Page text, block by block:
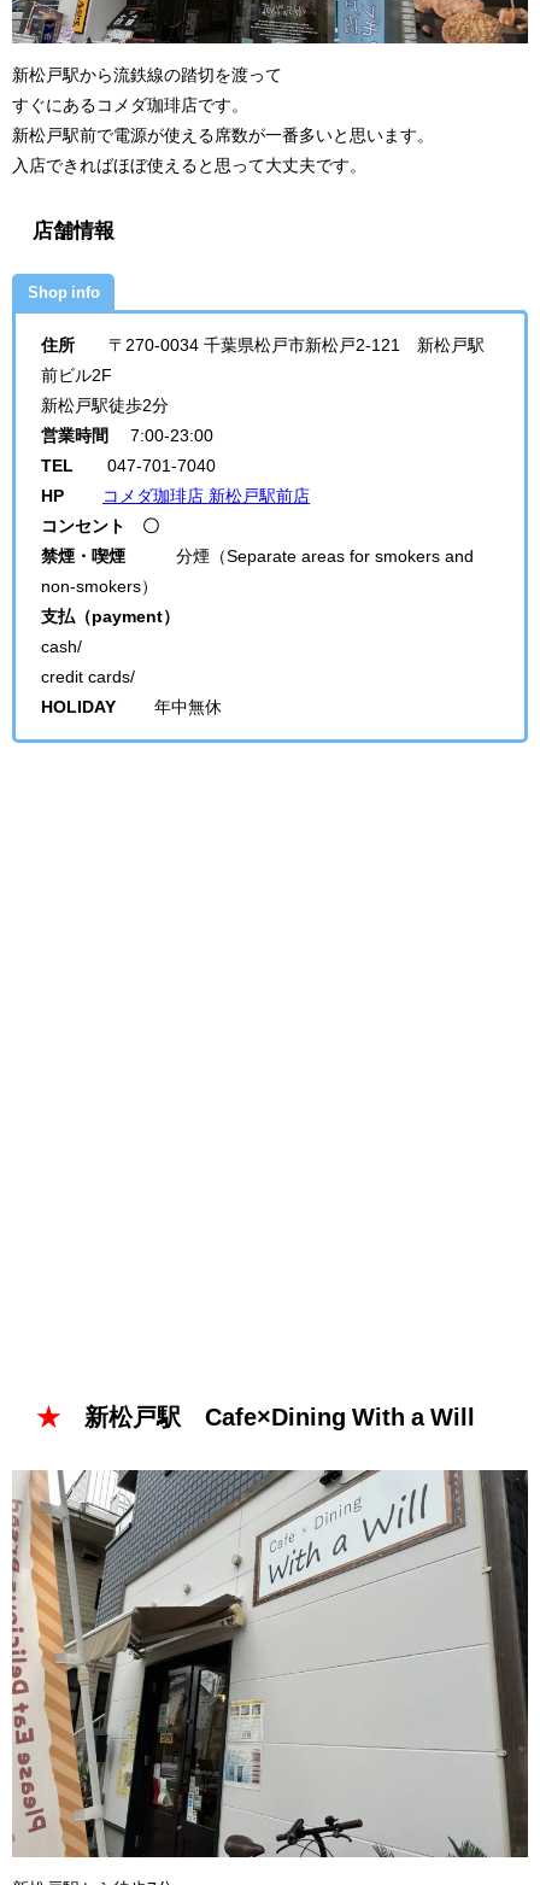
新松戸駅から流鉄線の踏切を渡って
すぐにあるコメダ珈琲店です。
新松戸駅前で電源が使える席数が一番多いと思います。
入店できればほぼ使えると思って大丈夫です。
店舗情報
Shop info
住所 〒270-0034 千葉県松戸市新松戸2-121 新松戸駅
前ビル2F
新松戸駅徒歩2分
営業時間
7:00-23:00
TEL 047-701-7040
HP
コメダ珈琲店 新松戸駅前店
コンセント 〇
禁煙・喫煙 分煙（Separate areas for smokers and
non-smokers）
支払（payment）
cash/
credit cards/
HOLIDAY 年中無休
★新松戸駅 Cafe×Dining With a Will